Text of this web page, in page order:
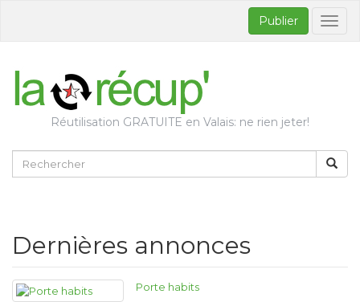
Publier
Réutilisation GRATUITE en Valais: ne rien jeter!
Dernières annonces
Porte habits